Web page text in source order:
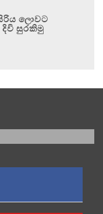
ලොවට
දිවි සුරකිමු